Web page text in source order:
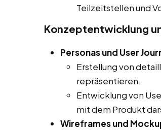
Teilzeitstellen und
Konzeptentwicklung
Personas und User
Erstellung von
repräsentieren.
Entwicklung von
mit dem Produkt
Wireframes und